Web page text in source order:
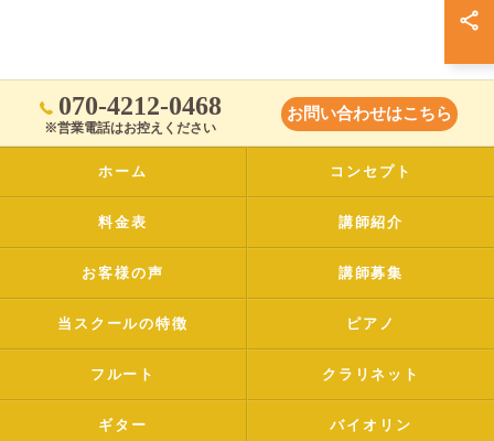
070-4212-0468
※営業電話はお控えください
お問い合わせはこちら
ホーム コンセプト
料金表 講師紹介
お客様の声 講師募集
当スクールの特徴 ピアノ
フルート クラリネット
ギター バイオリン